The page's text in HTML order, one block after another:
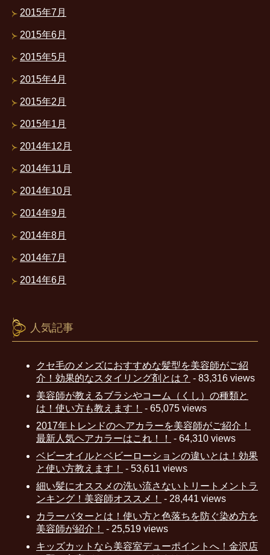
2015年7月
2015年6月
2015年5月
2015年4月
2015年2月
2015年1月
2014年12月
2014年11月
2014年10月
2014年9月
2014年8月
2014年7月
2014年6月
人気記事
クセ毛のメンズにおすすめな髪型を美容師がご紹
介！効果的なスタイリング剤とは？ - 83,316 views
美容師が教えるブラシやコーム（くし）の種類と
は！使い方も教えます！
- 65,075 views
2017年トレンドのヘアカラーを美容師がご紹介！
最新人気ヘアカラーはこれ！！
- 64,310 views
ベビーオイルとベビーローションの違いとは！効果
と使い方教えます！
- 53,611 views
細い髪にオススメの洗い流さないトリートメントラ
ンキング！美容師オススメ！
- 28,441 views
カラーバターとは！使い方と色落ちを防ぐ染め方を
美容師が紹介！
- 25,519 views
キッズカットなら美容室デューポイントへ！金沢店